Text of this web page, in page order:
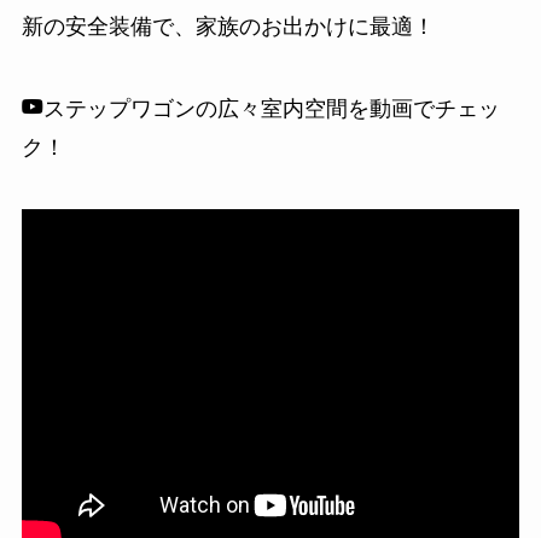
新の安全装備で、家族のお出かけに最適！
ステップワゴンの広々室内空間を動画でチェッ
ク！